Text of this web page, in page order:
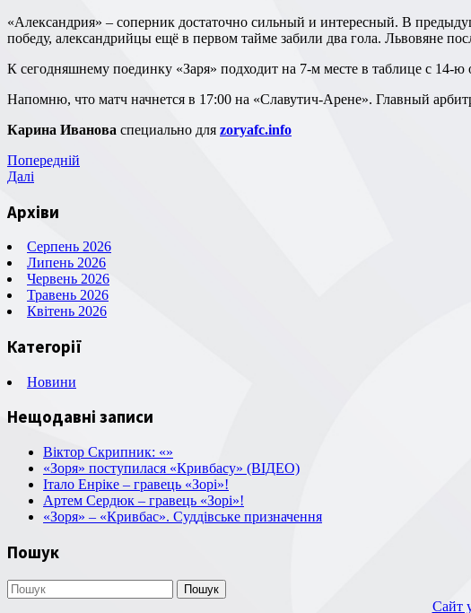
«Александрия» – соперник достаточно сильный и интересный. В предыдущем туре команда Владимира Шарана сыграла домашний поединок против львовских «Карпат». Настроенные на
победу, александрийцы ещё в первом тайме забили два гола. Львовяне
К сегодняшнему поединку «Заря» подходит на 7-м месте в таблице с
Напомню, что матч начнется в 17:00 на «Славутич-Арене». Главный
Карина Иванова специально для zoryafc.info
Навігація
записів
Попередній
запис
Попередній
Наступний
Далі
Архіви
Серпень 2026
Липень 2026
Червень 2026
Травень 2026
Квітень 2026
Категорії
Новини
Нещодавні записи
Віктор Скрипник: «»
«Зоря» поступилася «Кривбасу» (ВІДЕО)
Італо Енріке – гравець «Зорі»!
Артем Сердюк – гравець «Зорі»!
«Зоря» – «Кривбас». Суддівське призначення
Пошук
Пошук
Сайт